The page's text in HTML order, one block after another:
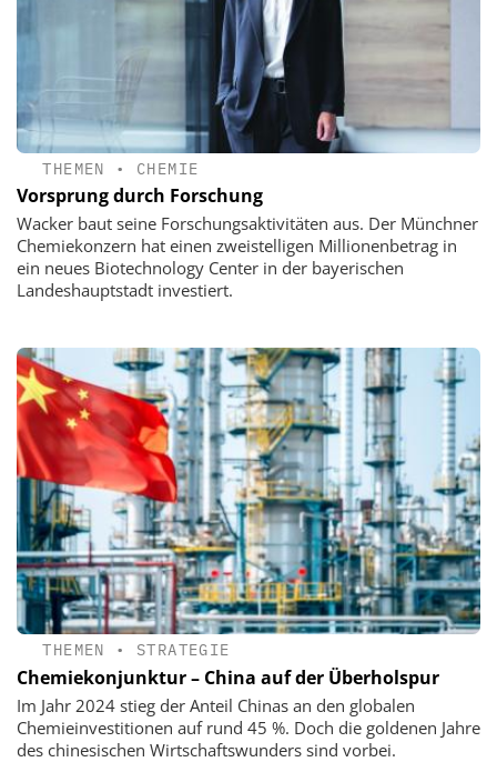
THEMEN • CHEMIE
Vorsprung durch Forschung
Wacker baut seine Forschungsaktivitäten aus. Der Münchner
Chemiekonzern hat einen zweistelligen Millionenbetrag in
ein neues Biotechnology Center in der bayerischen
Landeshauptstadt investiert.
THEMEN • STRATEGIE
Chemiekonjunktur – China auf der Überholspur
Im Jahr 2024 stieg der Anteil Chinas an den globalen
Chemieinvestitionen auf rund 45 %. Doch die goldenen Jahre
des chinesischen Wirtschaftswunders sind vorbei.